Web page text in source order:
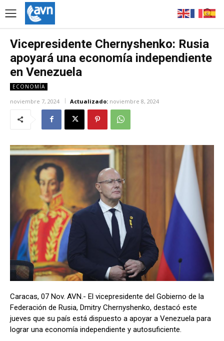
Vicepresidente Chernyshenko: Rusia
apoyará una economía independiente
en Venezuela
ECONOMÍA
noviembre 7, 2024 Actualizado: noviembre 8, 2024
Caracas, 07 Nov. AVN.- El vicepresidente del Gobierno de la
Federación de Rusia, Dmitry Chernyshenko, destacó este
jueves que su país está dispuesto a apoyar a Venezuela para
lograr una economía independiente y autosuficiente.